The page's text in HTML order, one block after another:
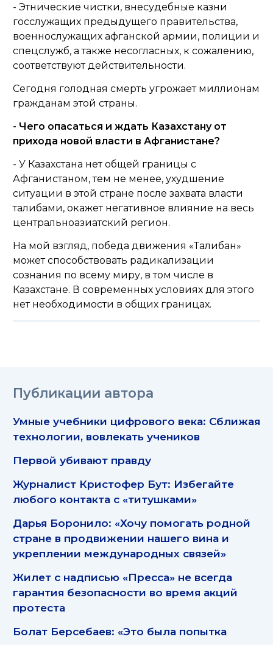
- Этнические чистки, внесудебные казни
госслужащих предыдущего правительства,
военнослужащих афганской армии, полиции и
спецслужб, а также несогласных, к сожалению,
соответствуют действительности.
Сегодня голодная смерть угрожает миллионам
гражданам этой страны.
- Чего опасаться и ждать Казахстану от
прихода новой власти в Афганистане?
- У Казахстана нет общей границы с
Афганистаном, тем не менее, ухудшение
ситуации в этой стране после захвата власти
талибами, окажет негативное влияние на весь
центральноазиатский регион.
На мой взгляд, победа движения «Талибан»
может способствовать радикализации
сознания по всему миру, в том числе в
Казахстане. В современных условиях для этого
нет необходимости в общих границах.
Публикации автора
Умные учебники цифрового века: Сближая
технологии, вовлекать учеников
Первой убивают правду
Журналист Кристофер Бут: Избегайте
любого контакта с «титушками»
Дарья Боронило: «Хочу помогать родной
стране в продвижении нашего вина и
укреплении международных связей»
Жилет с надписью «Пресса» не всегда
гарантия безопасности во время акций
протеста
Болат Берсебаев: «Это была попытка